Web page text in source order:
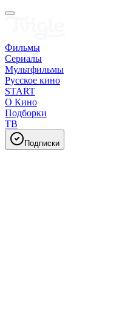
Фильмы
Сериалы
Мультфильмы
Русское кино
START
О Кино
Подборки
ТВ
Подписки